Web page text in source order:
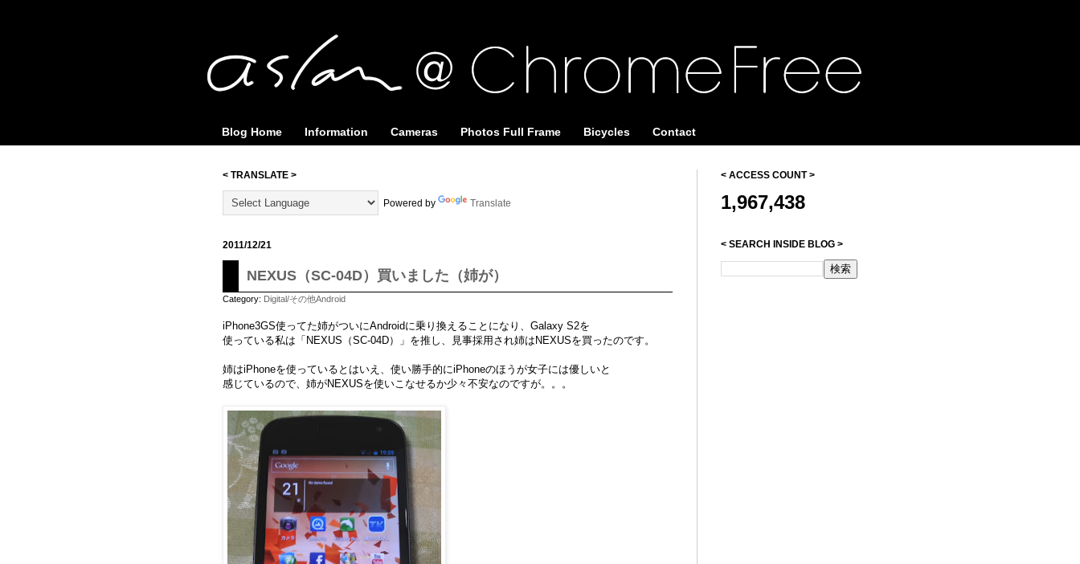
Blog Home Information Cameras Photos Full Frame Bicycles Contact
< TRANSLATE >
Powered by Translate
2011/12/21
NEXUS（SC-04D）買いました（姉が）
Category: Digital/その他Android
iPhone3GS使ってた姉がついにAndroidに乗り換えることになり、Galaxy S2を
使っている私は「NEXUS（SC-04D）」を推し、見事採用され姉はNEXUSを買ったのです。
姉はiPhoneを使っているとはいえ、使い勝手的にiPhoneのほうが女子には優しいと
感じているので、姉がNEXUSを使いこなせるか少々不安なのですが。。。
< ACCESS COUNT >
1,967,438
< SEARCH INSIDE BLOG >